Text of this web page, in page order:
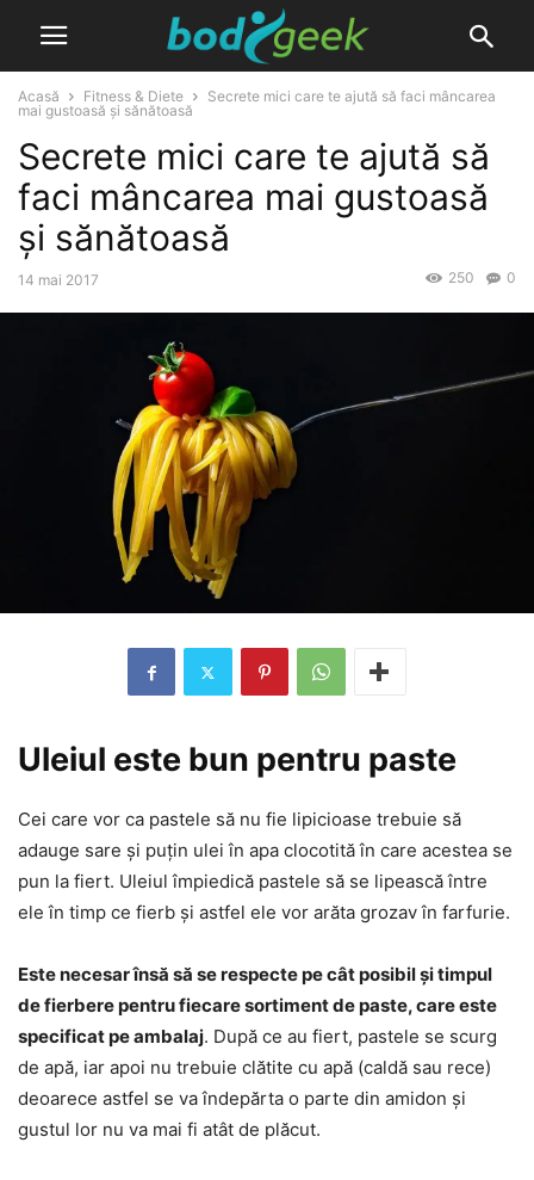
Acasă Fitness & Diete
Secrete mici care te ajută să faci mâncarea
mai gustoasă și sănătoasă
Secrete mici care te ajută să
faci mâncarea mai gustoasă
și sănătoasă
14 mai 2017 0
250
Uleiul este bun pentru paste
Cei care vor ca pastele să nu fie lipicioase trebuie să
adauge sare și puțin ulei în apa clocotită în care acestea se
pun la fiert. Uleiul împiedică pastele să se lipească între
ele în timp ce fierb și astfel ele vor arăta grozav în farfurie.
Este necesar însă să se respecte pe cât posibil și timpul
de fierbere pentru fiecare sortiment de paste, care este
specificat pe ambalaj. După ce au fiert, pastele se scurg
de apă, iar apoi nu trebuie clătite cu apă (caldă sau rece)
deoarece astfel se va îndepărta o parte din amidon și
gustul lor nu va mai fi atât de plăcut.